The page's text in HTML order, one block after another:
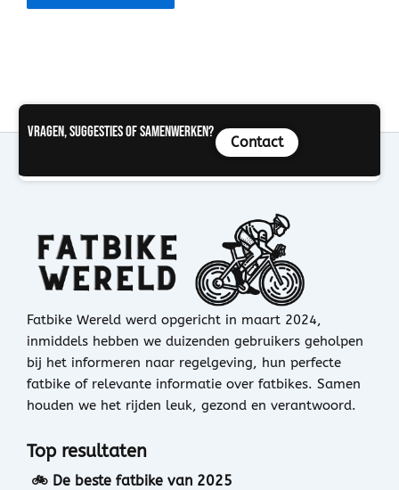
Vragen, suggesties of samenwerken?
Contact
Fatbike Wereld werd opgericht in maart 2024,
inmiddels hebben we duizenden gebruikers geholpen
bij het informeren naar regelgeving, hun perfecte
fatbike of relevante informatie over fatbikes. Samen
houden we het rijden leuk, gezond en verantwoord.
Top resultaten
🚲 De beste fatbike van 2025